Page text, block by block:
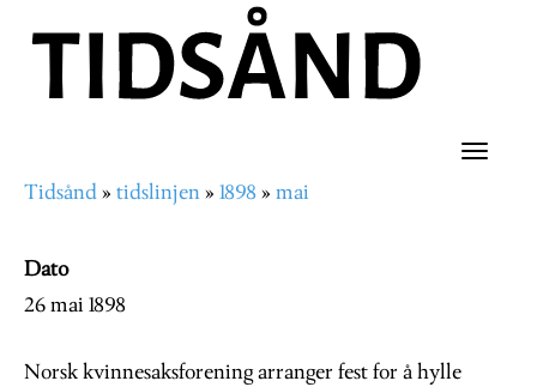
hovedinnhold
Toggle
Navigasjonssti
Tidsånd tidslinjen 1898 mai
Dato
26 mai 1898
Norsk kvinnesaksforening arranger fest for å hylle